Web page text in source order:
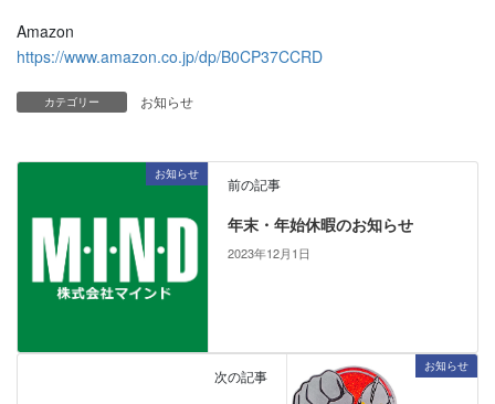
Amazon
https://www.amazon.co.jp/dp/B0CP37CCRD
カテゴリー お知らせ
お知らせ
前の記事
年末・年始休暇のお知らせ
2023年12月1日
お知らせ
次の記事